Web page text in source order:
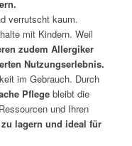
verrutscht kaum.
mit Kindern. Weil
zudem Allergiker
Nutzungserlebnis.
im Gebrauch. Durch
Pflegebleibt die
und Ihren
lagern und ideal für